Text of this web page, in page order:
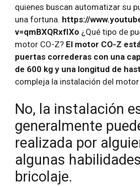
quienes buscan automatizar su
una fortuna. https://
v=qmBXQRxfIXo ¿Qué tipo de
motor CO-Z? El motor CO-Z
puertas correderas con una
de 600 kg y una longitud de
compleja la instalación del motor
No, la instalación
generalmente
realizada por
algunas
bricolaje.